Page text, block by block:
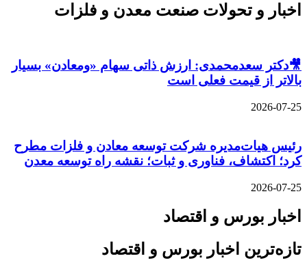
اخبار و تحولات صنعت معدن و فلزات
🎥دکتر سعدمحمدی: ارزش ذاتی سهام «ومعادن» بسیار
بالاتر از قیمت فعلی است
2026-07-25
رئیس هیات‌مدیره شرکت توسعه معادن و فلزات مطرح
کرد؛ اکتشاف، فناوری و ثبات؛ نقشه راه توسعه معدن
2026-07-25
اخبار بورس و اقتصاد
تازه‌ترین اخبار بورس و اقتصاد